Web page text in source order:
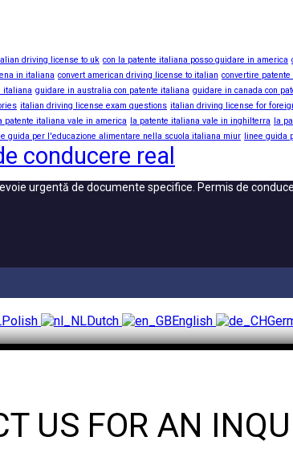
driving license to uk con la patente italiana posso guidare in america
in italiana convert american driving license to italian convertire
italiana guidare in australia con patente italiana guidare in canada con
italian driving license exam questions italian driving license for
patente italiana vale in america la patente italiana vale in inghilterra la
guida per l'educazione alimentare nella scuola italiana miur linee guida
conducere real
urgentă de documente specifice. Permis de
Polish Dutch English
US FOR AN